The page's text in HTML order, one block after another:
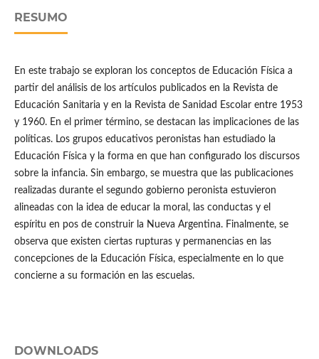
RESUMO
En este trabajo se exploran los conceptos de Educación Física a
partir del análisis de los artículos publicados en la Revista de
Educación Sanitaria y en la Revista de Sanidad Escolar entre 1953
y 1960. En el primer término, se destacan las implicaciones de las
políticas. Los grupos educativos peronistas han estudiado la
Educación Física y la forma en que han configurado los discursos
sobre la infancia. Sin embargo, se muestra que las publicaciones
realizadas durante el segundo gobierno peronista estuvieron
alineadas con la idea de educar la moral, las conductas y el
espíritu en pos de construir la Nueva Argentina. Finalmente, se
observa que existen ciertas rupturas y permanencias en las
concepciones de la Educación Física, especialmente en lo que
concierne a su formación en las escuelas.
DOWNLOADS